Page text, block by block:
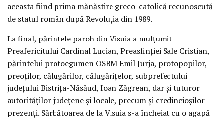
aceasta fiind prima mănăstire greco-catolică recunoscută
de statul român după Revoluția din 1989.
La final, părintele paroh din Visuia a mulțumit
Preafericitului Cardinal Lucian, Preasfinției Sale Cristian,
părintelui protoegumen OSBM Emil Jurja, protopopilor,
preoților, călugărilor, călugărițelor, subprefectului
județului Bistrița-Năsăud, Ioan Zăgrean, dar și tuturor
autorităților județene și locale, precum și credincioșilor
prezenți. Sărbătoarea de la Visuia s-a încheiat cu o agapă